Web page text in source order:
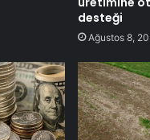
desteği
Ağustos 8,